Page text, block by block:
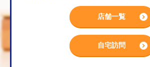
店舗一覧
自宅訪問